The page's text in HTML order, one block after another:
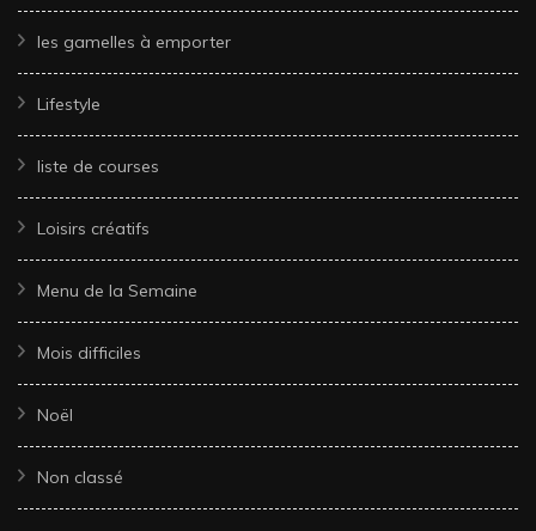
les gamelles à emporter
Lifestyle
liste de courses
Loisirs créatifs
Menu de la Semaine
Mois difficiles
Noël
Non classé